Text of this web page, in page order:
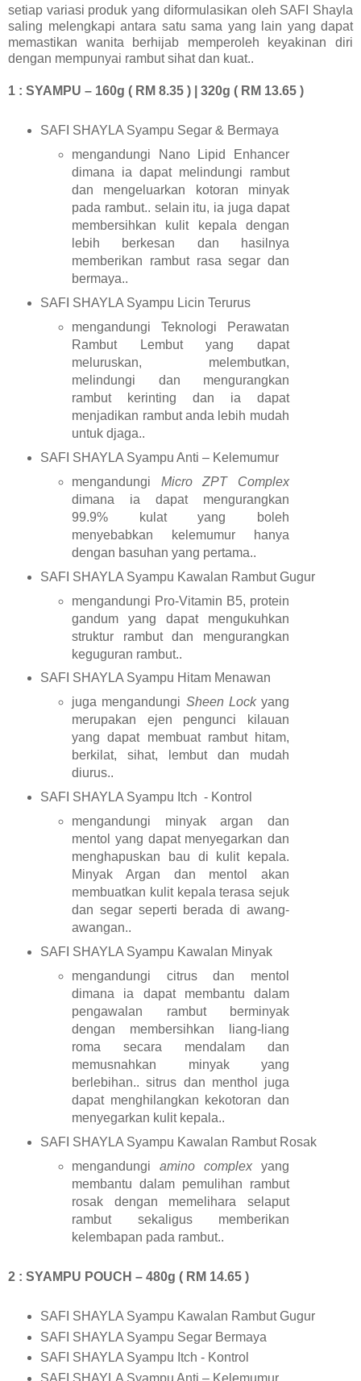
setiap variasi produk yang diformulasikan oleh SAFI Shayla
saling melengkapi antara satu sama yang lain yang dapat
memastikan wanita berhijab memperoleh keyakinan diri
dengan mempunyai rambut sihat dan kuat..
1 : SYAMPU – 160g ( RM 8.35 ) | 320g ( RM 13.65 )
SAFI SHAYLA Syampu Segar & Bermaya
mengandungi Nano Lipid Enhancer
dimana ia dapat melindungi rambut
dan mengeluarkan kotoran minyak
pada rambut.. selain itu, ia juga dapat
membersihkan kulit kepala dengan
lebih berkesan dan hasilnya
memberikan rambut rasa segar dan
bermaya..
SAFI SHAYLA Syampu Licin Terurus
mengandungi Teknologi Perawatan
Rambut Lembut yang dapat
meluruskan, melembutkan,
melindungi dan mengurangkan
rambut kerinting dan ia dapat
menjadikan rambut anda lebih mudah
untuk djaga..
SAFI SHAYLA Syampu Anti – Kelemumur
mengandungi Micro ZPT Complex
dimana ia dapat mengurangkan
99.9% kulat yang boleh
menyebabkan kelemumur hanya
dengan basuhan yang pertama..
SAFI SHAYLA Syampu Kawalan Rambut Gugur
mengandungi Pro-Vitamin B5, protein
gandum yang dapat mengukuhkan
struktur rambut dan mengurangkan
keguguran rambut..
SAFI SHAYLA Syampu Hitam Menawan
juga mengandungi Sheen Lockyang
merupakan ejen pengunci kilauan
yang dapat membuat rambut hitam,
berkilat, sihat, lembut dan mudah
diurus..
SAFI SHAYLA Syampu Itch - Kontrol
mengandungi minyak argan dan
mentol yang dapat menyegarkan dan
menghapuskan bau di kulit kepala.
Minyak Argan dan mentol akan
membuatkan kulit kepala terasa sejuk
dan segar seperti berada di awang-
awangan..
SAFI SHAYLA Syampu Kawalan Minyak
mengandungi citrus dan mentol
dimana ia dapat membantu dalam
pengawalan rambut berminyak
dengan membersihkan liang-liang
roma secara mendalam dan
memusnahkan minyak yang
berlebihan.. sitrus dan menthol juga
dapat menghilangkan kekotoran dan
menyegarkan kulit kepala..
SAFI SHAYLA Syampu Kawalan Rambut Rosak
mengandungiamino complexyang
membantu dalam pemulihan rambut
rosak dengan memelihara selaput
rambut sekaligus memberikan
kelembapan pada rambut..
2 : SYAMPU POUCH – 480g ( RM 14.65 )
SAFI SHAYLA Syampu Kawalan Rambut Gugur
SAFI SHAYLA Syampu Segar Bermaya
SAFI SHAYLA Syampu Itch - Kontrol